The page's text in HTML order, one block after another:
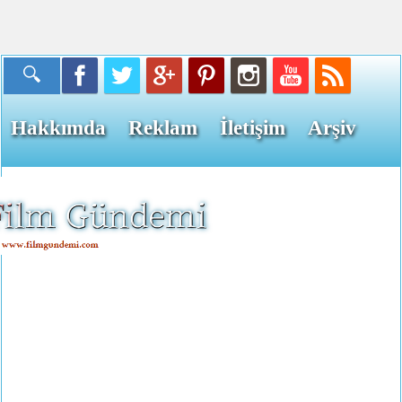
Hakkımda Reklam İletişim Arşiv